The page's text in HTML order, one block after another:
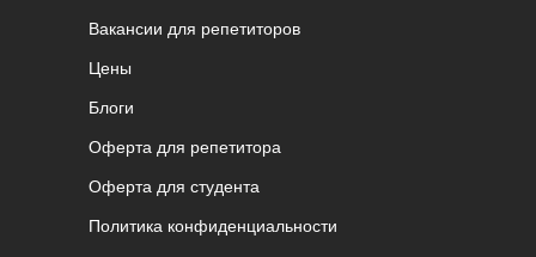
Вакансии для репетиторов
Цены
Блоги
Оферта для репетитора
Оферта для студента
Политика конфиденциальности